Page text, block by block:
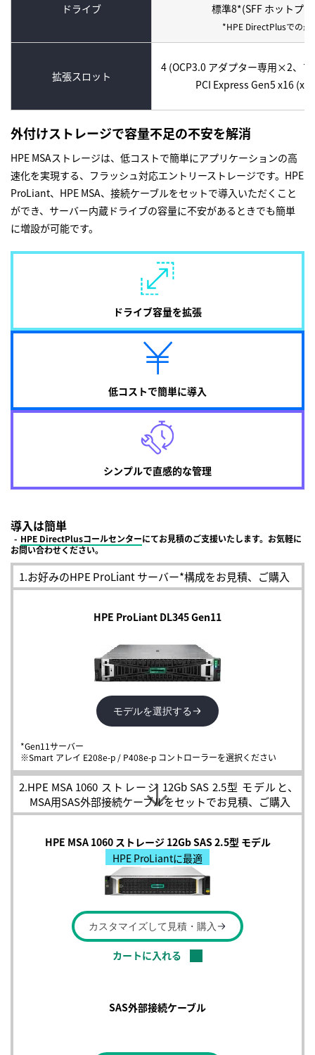
ドライブ
標準8*(SFF ホットプラ
*HPE DirectPlusでの最
拡張スロット
4 (OCP3.0 アダプター専用×2、
PCI Express Gen5 x16
外付けストレージで容量不足の不安を解消
HPE MSAストレージは、低コストで簡単にアプリケーションの高
速化を実現する、フラッシュ対応エントリーストレージです。HPE
ProLiant、HPE MSA、接続ケーブルをセットで導入いただくこと
ができ、サーバー内蔵ドライブの容量に不安があるときでも簡単
に増設が可能です。
ドライブ容量を拡張
低コストで簡単に導入
シンプルで直感的な管理
導入は簡単
- HPE DirectPlusコールセンターにてお見積のご支援いたします。お気軽に
お問い合わせください。
1.お好みのHPE ProLiant サーバー*構成をお見積、ご購入
モデルを選択する
*Gen11サーバー
※Smart アレイ E208e-p / P408e-p コントローラーを選択ください
2.HPE MSA 1060 ストレージ 12Gb SAS 2.5型 モデルと、
MSA用SAS外部接続ケーブルをセットでお見積、ご購入
HPE MSA 1060 ストレージ 12Gb SAS 2.5型 モデル
HPE ProLiantに最適
カスタマイズして 見積・購入
カートに入れる
SAS外部接続ケーブル